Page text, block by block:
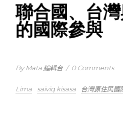
聯合國、台
的國際參與
By Mata 編輯台 / 0 Comments
Lima saiviq kisasa 台灣原住民國